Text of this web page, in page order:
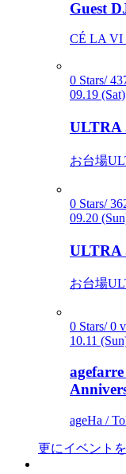
Guest
CÉ LA VI
0 Stars/
09.19 (Sat)
ULTRA
お台場
0 Stars/
09.20
ULTRA
お台場
0 Stars/ 0
10.11
ageHa /
更にイベント